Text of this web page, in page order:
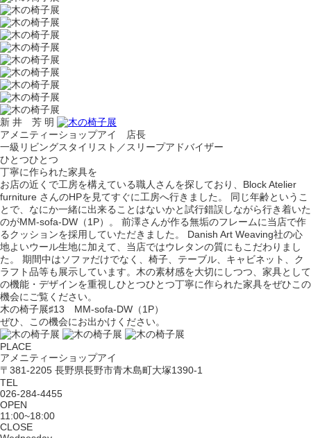
新 井 芳 明
アメニティーショップアイ 店長
一級リビングスタイリスト／スリープアドバイザー
ひとつひとつ
丁寧に作られた家具を
お店の近くで工房を構えている職人さんを探しており、Block Atelier
furniture さんのHPを見てすぐに工房へ行きました。 同じ年齢というこ
とで、なにか一緒に出来ることはないかと試行錯誤しながら行き着いた
のがMM-sofa-DW（1P）。 前澤さんが作る無垢のフレームに当店で作
るクッションを採用していただきました。 Danish Art Weaving社の心
地よいウール生地に加えて、当店ではウレタンの質にもこだわりまし
た。 期間中はソファだけでなく、椅子、テーブル、キャビネット、ク
ラフト品等も展示しています。木の素材感を大切にしつつ、家具として
の機能・デザインを重視しひとつひとつ丁寧に作られた家具をぜひこの
機会にご覧ください。
木の椅子展♯13 MM-sofa-DW（1P）
ぜひ、この機会にお出かけください。
PLACE
アメニティーショップアイ
〒381-2205 長野県長野市青木島町大塚1390-1
TEL
026-284-4455
OPEN
11:00~18:00
CLOSE